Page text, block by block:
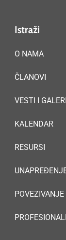
Istraži
O NAMA
ČLANOVI
VESTI I
KALENDAR
RESURSI